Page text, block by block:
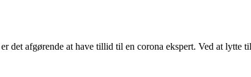
afgørende at have tillid til en corona ekspert. Ved at lytte